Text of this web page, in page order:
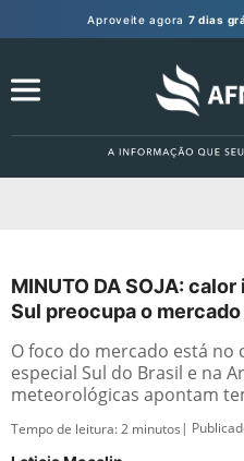
Aproveite agora 7 dias
MINUTO DA SOJA:
Sul preocupa o mercado
O foco do mercado está no
especial Sul do Brasil e na
meteorológicas apontam
Tempo de leitura:2 minutos |